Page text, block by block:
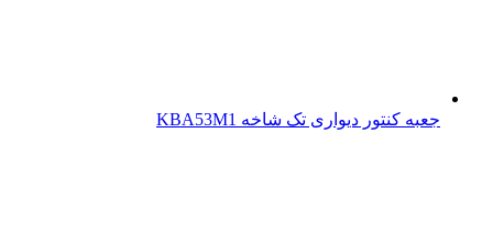
جعبه کنتور دیواری تک شاخه KBA53M1